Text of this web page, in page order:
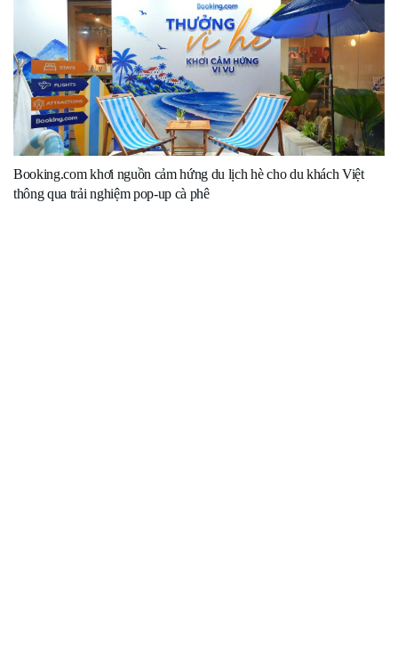
Booking.com khơi nguồn cảm hứng du lịch hè cho du khách Việt
thông qua trải nghiệm pop-up cà phê